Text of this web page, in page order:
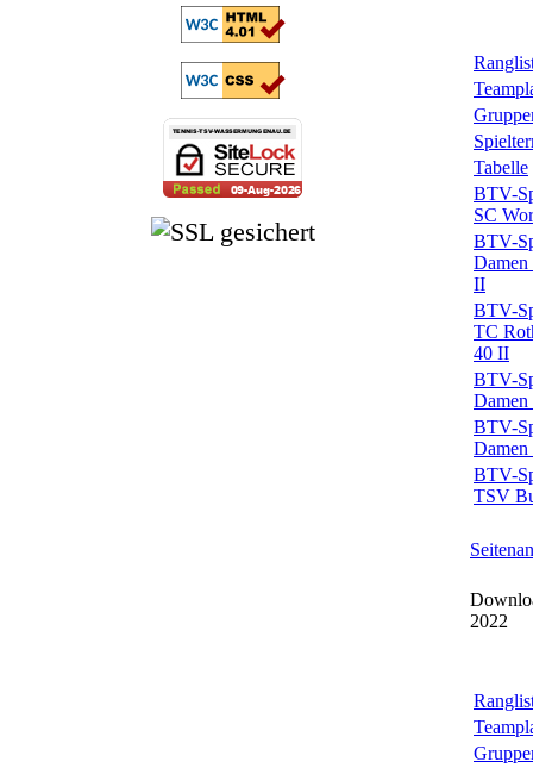
Tabelle
BTV-
SC
BTV-
II
BTV-
TC
40 II
BTV-
BTV-
BTV-
TSV
2022